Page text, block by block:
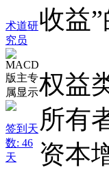
术道研
究员
签到天
数: 46
天
收益
权益
所有
资本